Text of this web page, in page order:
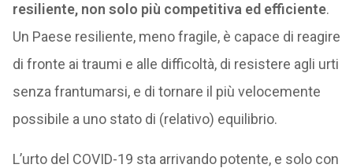
resiliente, non solo più competitiva ed efficiente.
Un Paese resiliente, meno fragile, è capace di reagire
di fronte ai traumi e alle difficoltà, di resistere agli urti
senza frantumarsi, e di tornare il più velocemente
possibile a uno stato di (relativo) equilibrio.
L’urto del COVID-19 sta arrivando potente, e solo con